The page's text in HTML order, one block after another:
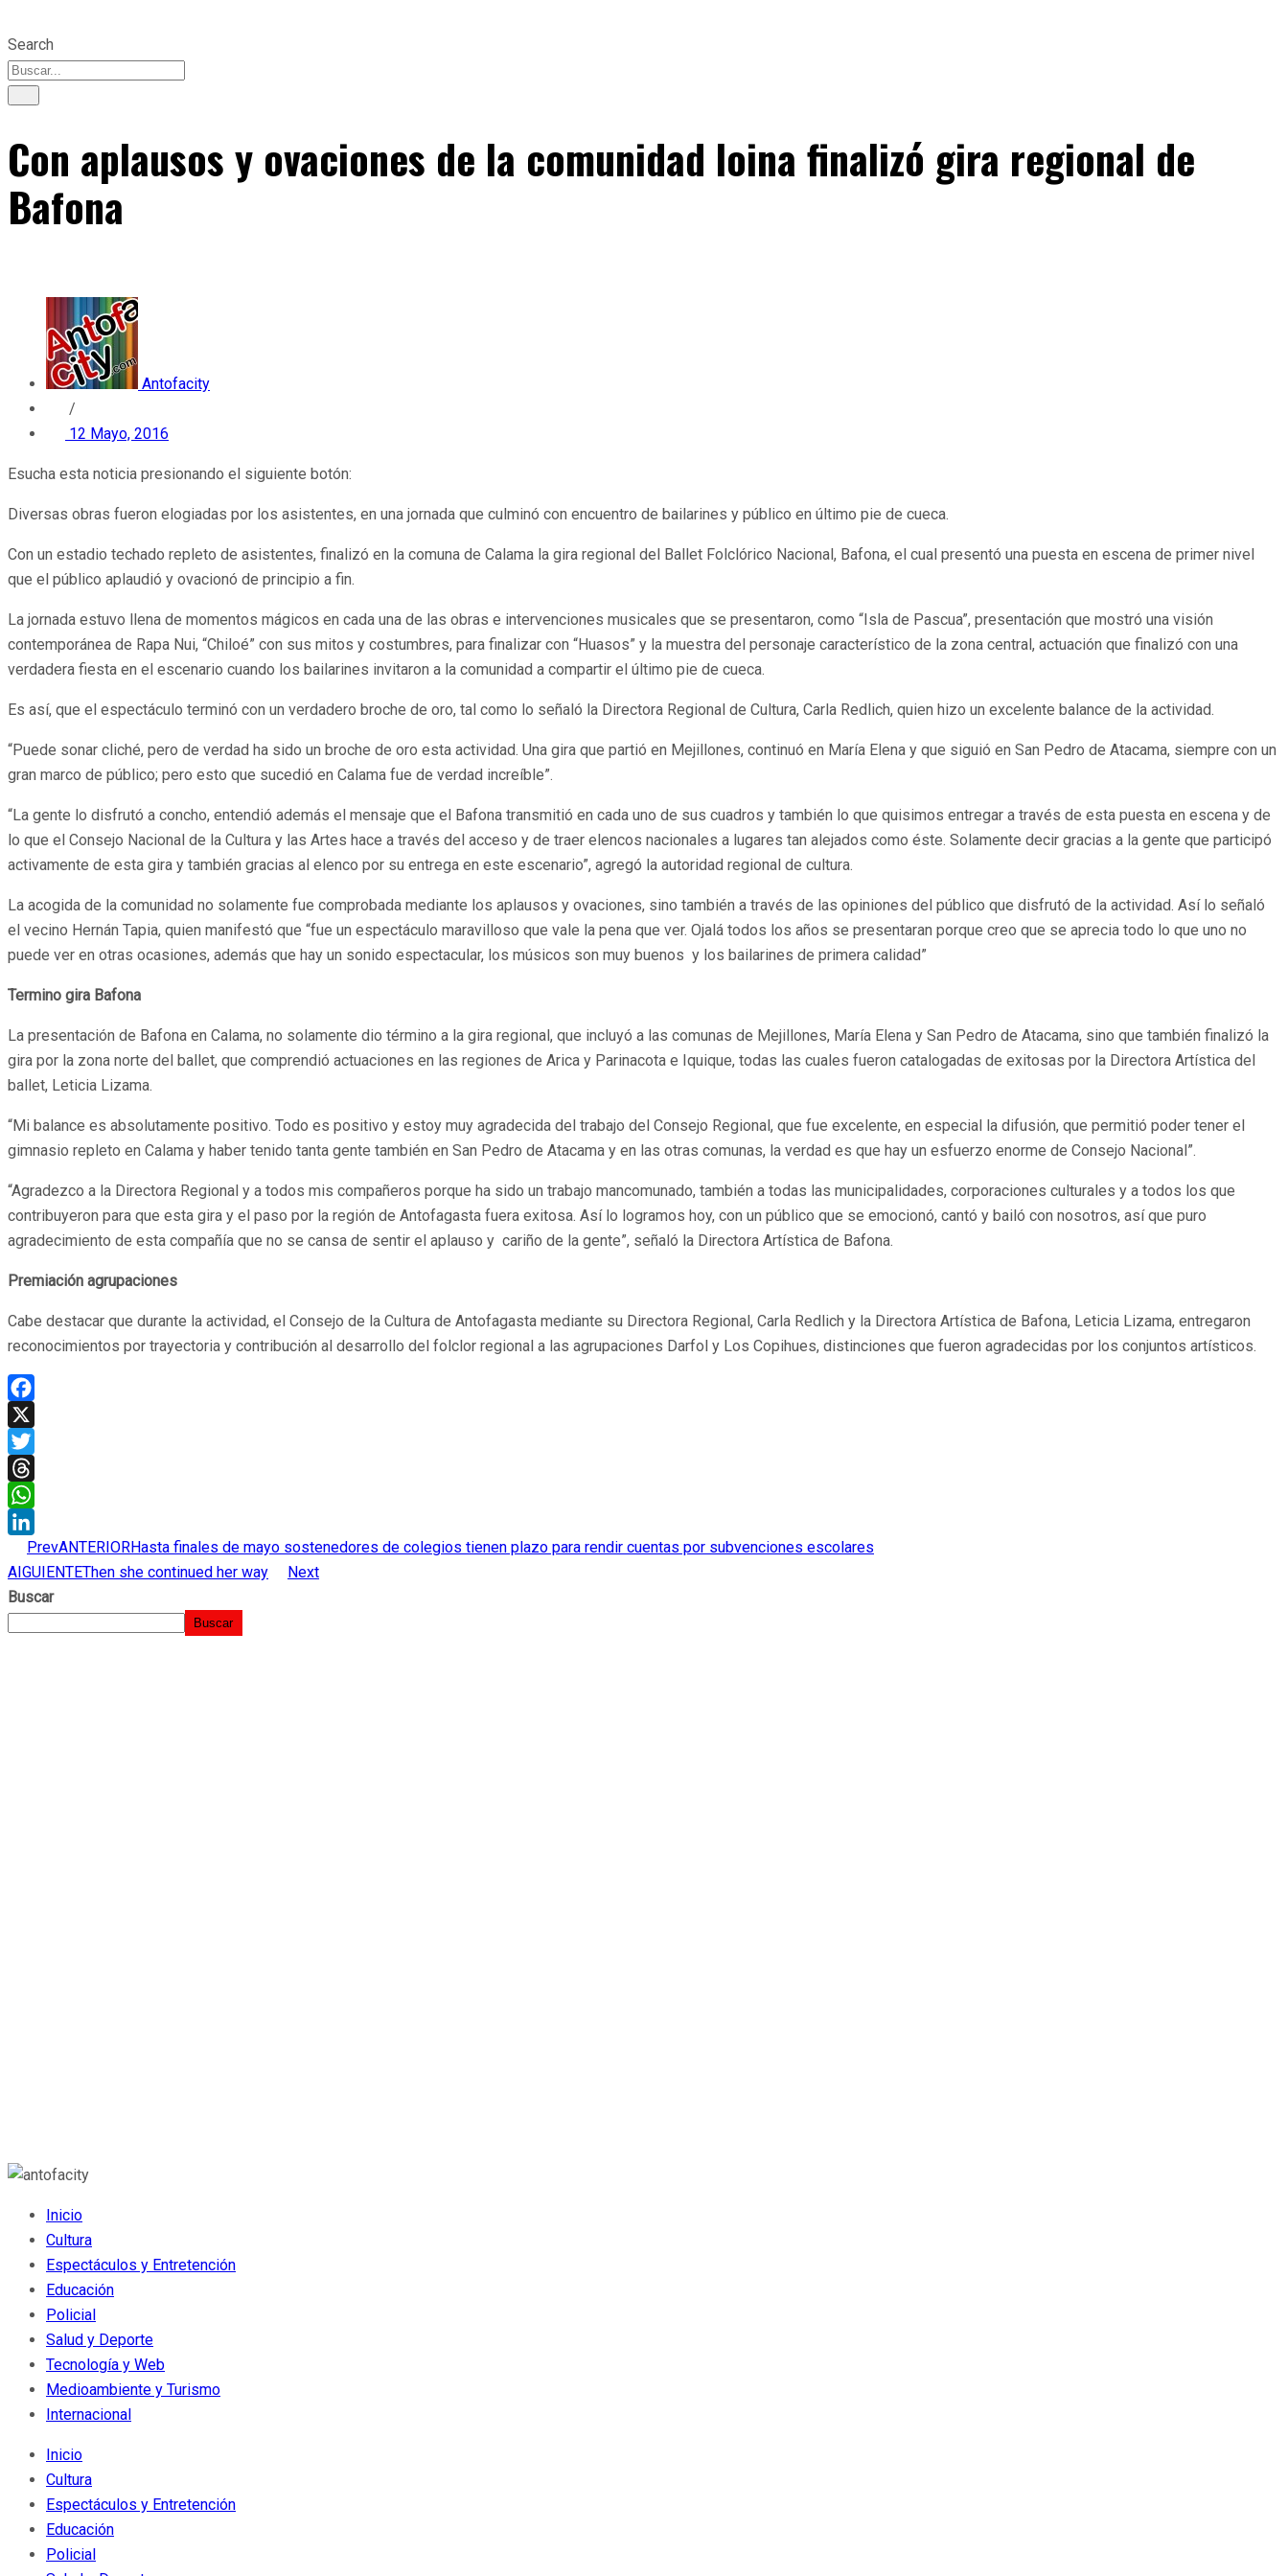
Search
Con aplausos y ovaciones de la comunidad loina finalizó gira regional de
Bafona
Antofacity
/
12 Mayo, 2016
Esucha esta noticia presionando el siguiente botón:
Diversas obras fueron elogiadas por los asistentes, en una jornada que culminó con encuentro de bailarines y público en último pie de cueca.
Con un estadio techado repleto de asistentes, finalizó en la comuna de Calama la gira regional del Ballet Folclórico Nacional, Bafona, el cual presentó una puesta en escena de primer nivel
que el público aplaudió y ovacionó de principio a fin.
La jornada estuvo llena de momentos mágicos en cada una de las obras e intervenciones musicales que se presentaron, como “Isla de Pascua”, presentación que mostró una visión
contemporánea de Rapa Nui, “Chiloé” con sus mitos y costumbres, para finalizar con “Huasos” y la muestra del personaje característico de la zona central, actuación que finalizó con una
verdadera fiesta en el escenario cuando los bailarines invitaron a la comunidad a compartir el último pie de cueca.
Es así, que el espectáculo terminó con un verdadero broche de oro, tal como lo señaló la Directora Regional de Cultura, Carla Redlich, quien hizo un excelente balance de la actividad.
“Puede sonar cliché, pero de verdad ha sido un broche de oro esta actividad. Una gira que partió en Mejillones, continuó en María Elena y que siguió en San Pedro de Atacama, siempre con un
gran marco de público; pero esto que sucedió en Calama fue de verdad increíble”.
“La gente lo disfrutó a concho, entendió además el mensaje que el Bafona transmitió en cada uno de sus cuadros y también lo que quisimos entregar a través de esta puesta en escena y de
lo que el Consejo Nacional de la Cultura y las Artes hace a través del acceso y de traer elencos nacionales a lugares tan alejados como éste. Solamente decir gracias a la gente que participó
activamente de esta gira y también gracias al elenco por su entrega en este escenario”, agregó la autoridad regional de cultura.
La acogida de la comunidad no solamente fue comprobada mediante los aplausos y ovaciones, sino también a través de las opiniones del público que disfrutó de la actividad. Así lo señaló
el vecino Hernán Tapia, quien manifestó que “fue un espectáculo maravilloso que vale la pena que ver. Ojalá todos los años se presentaran porque creo que se aprecia todo lo que uno no
puede ver en otras ocasiones, además que hay un sonido espectacular, los músicos son muy buenos y los bailarines de primera calidad”
Termino gira Bafona
La presentación de Bafona en Calama, no solamente dio término a la gira regional, que incluyó a las comunas de Mejillones, María Elena y San Pedro de Atacama, sino que también finalizó la
gira por la zona norte del ballet, que comprendió actuaciones en las regiones de Arica y Parinacota e Iquique, todas las cuales fueron catalogadas de exitosas por la Directora Artística del
ballet, Leticia Lizama.
“Mi balance es absolutamente positivo. Todo es positivo y estoy muy agradecida del trabajo del Consejo Regional, que fue excelente, en especial la difusión, que permitió poder tener el
gimnasio repleto en Calama y haber tenido tanta gente también en San Pedro de Atacama y en las otras comunas, la verdad es que hay un esfuerzo enorme de Consejo Nacional”.
“Agradezco a la Directora Regional y a todos mis compañeros porque ha sido un trabajo mancomunado, también a todas las municipalidades, corporaciones culturales y a todos los que
contribuyeron para que esta gira y el paso por la región de Antofagasta fuera exitosa. Así lo logramos hoy, con un público que se emocionó, cantó y bailó con nosotros, así que puro
agradecimiento de esta compañía que no se cansa de sentir el aplauso y cariño de la gente”, señaló la Directora Artística de Bafona.
Premiación agrupaciones
Cabe destacar que durante la actividad, el Consejo de la Cultura de Antofagasta mediante su Directora Regional, Carla Redlich y la Directora Artística de Bafona, Leticia Lizama, entregaron
reconocimientos por trayectoria y contribución al desarrollo del folclor regional a las agrupaciones Darfol y Los Copihues, distinciones que fueron agradecidas por los conjuntos artísticos.
Facebook
X
Twitter
Threads
WhatsApp
LinkedIn
PrevANTERIORHasta finales de mayo sostenedores de colegios tienen plazo para rendir cuentas por subvenciones escolares
AIGUIENTEThen she continued her way
Next
Buscar
Buscar
Inicio
Cultura
Espectáculos y Entretención
Educación
Policial
Salud y Deporte
Tecnología y Web
Medioambiente y Turismo
Internacional
Inicio
Cultura
Espectáculos y Entretención
Educación
Policial